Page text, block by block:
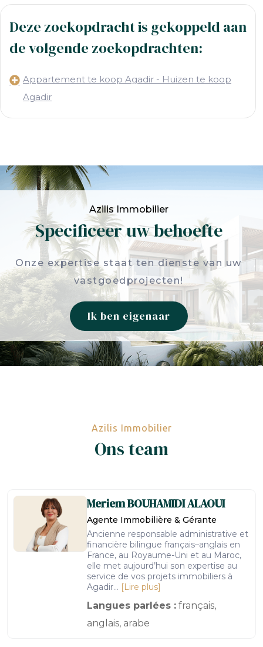
Deze zoekopdracht is gekoppeld aan
de volgende zoekopdrachten:
Appartement te koop Agadir - Huizen te koop
Agadir
Azilis Immobilier
Specificeer uw behoefte
Onze expertise staat ten dienste van uw
vastgoedprojecten!
Ik ben eigenaar
Azilis Immobilier
Ons team
MeriemBOUHAMIDI ALAOUI
Agente Immobilière & Gérante
Ancienne responsable administrative et
financière bilingue français–anglais en
France, au Royaume-Uni et au Maroc,
elle met aujourd’hui son expertise au
service de vos projets immobiliers à
Agadir... [Lire plus]
Langues parlées : français,
anglais, arabe